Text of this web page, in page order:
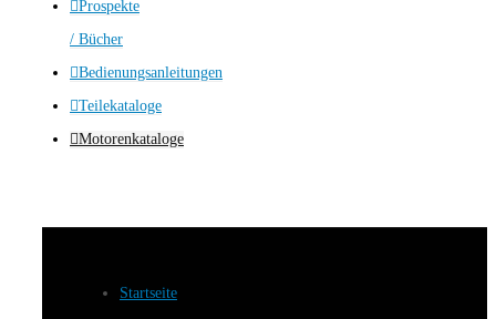
Prospekte
/ Bücher
Bedienungsanleitungen
Teilekataloge
Motorenkataloge
Startseite